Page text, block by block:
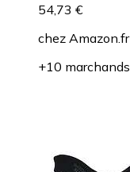
54,73 €
chez Amazon.fr
+10 marchands